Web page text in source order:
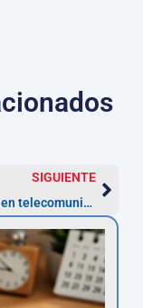
SIGUIENTE
Abogados en telecomunicaciones — Hospitalet de Llobregat